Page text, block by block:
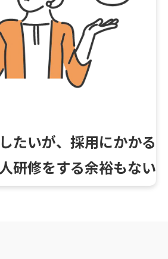
たいが、採用にかかる
研修をする余裕もない